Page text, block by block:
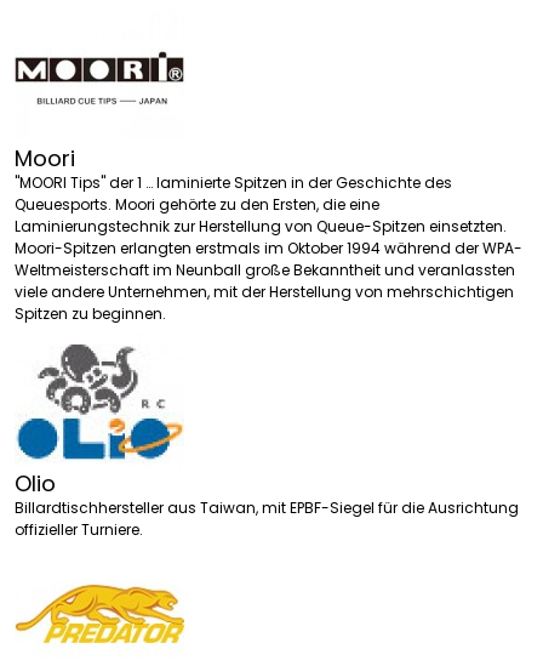
Moori
"MOORI Tips" der 1 … laminierte Spitzen in der Geschichte des
Queuesports. Moori gehörte zu den Ersten, die eine
Laminierungstechnik zur Herstellung von Queue-Spitzen einsetzten.
Moori-Spitzen erlangten erstmals im Oktober 1994 während der WPA-
Weltmeisterschaft im Neunball große Bekanntheit und veranlassten
viele andere Unternehmen, mit der Herstellung von mehrschichtigen
Spitzen zu beginnen.
Olio
Billardtischhersteller aus Taiwan, mit EPBF-Siegel für die Ausrichtung
offizieller Turniere.